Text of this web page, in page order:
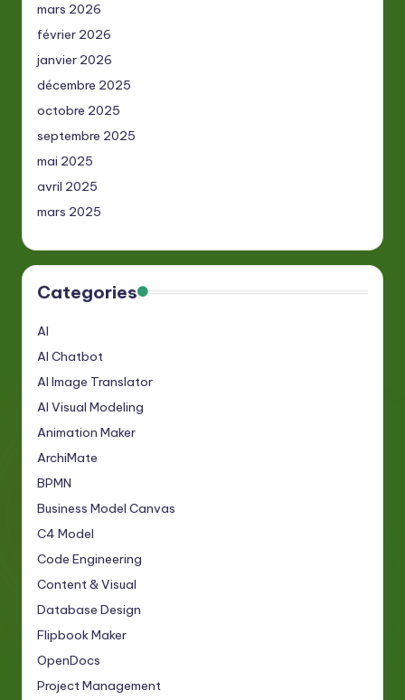
mars 2026
février 2026
janvier 2026
décembre 2025
octobre 2025
septembre 2025
mai 2025
avril 2025
mars 2025
Categories
AI
AI Chatbot
AI Image Translator
AI Visual Modeling
Animation Maker
ArchiMate
BPMN
Business Model Canvas
C4 Model
Code Engineering
Content & Visual
Database Design
Flipbook Maker
OpenDocs
Project Management